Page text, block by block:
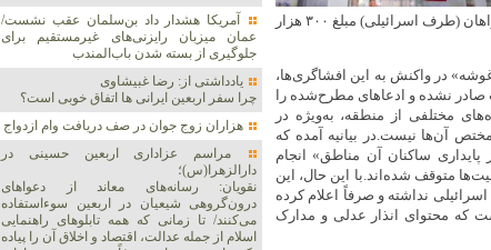
کرده‌اند.این پرونده در دادگاه منطقه‌ای شهر ایلات در جریان است و خواهان (طرف اسرائیلی) مبلغ ۳۰۰ هزار
در واکنش به این افشاگری‌ها،
نشده و ادعاهای مطرح‌شده را
مختلفی از منطقه، به‌ویژه در
آن‌ها نیست.در بیانیه آمده که
ساکنان آن مناطق» انجام
متوقف شده‌اند.با این حال، این
نداشته و صرفاً اعلام کرده
که محتوای انذار عدلی و مدارک
آمریکا هشدار داد بن‌سلمان عقب نشست/
عمان میزبان رایزنی‌های غیرمستقیم برای
جلوگیری از بسته شدن باب‌المندب
یادداشتی از: رضا غبیشاوی
چرا سفر اربعین ایرانی ها اتفاق خوبی است؟
هزاران زوج‌ جوان در صف دریافت وام ازدواج
مراسم عزاداری اربعین حسینی در
دارالزهرا(س)؛
نقویان: رسانه‌های معاند از دعواهای
درون‌گروهی شیعیان در اربعین سوءاستفاده
می‌کنند/ تا زمانی که همه تابلوهای راهنمایی
اسلام از جمله عدالت، اقتصاد و اخلاق آن را پیاده